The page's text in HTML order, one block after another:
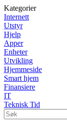
Kategorier
Internett
Utstyr
Hjelp
Apper
Enheter
Utvikling
Hjemmeside
Smart hjem
Finansiere
IT
Teknisk Tid